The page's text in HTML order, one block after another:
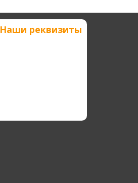
Наши реквизиты